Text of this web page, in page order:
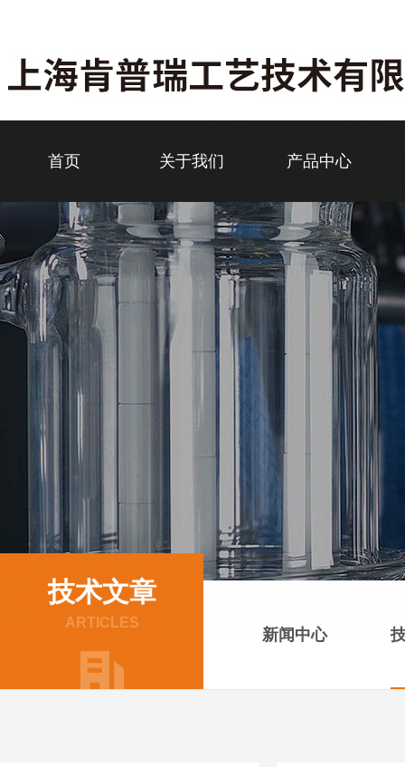
首页 关于我们 产品中心
技术文章
ARTICLES
新闻中心